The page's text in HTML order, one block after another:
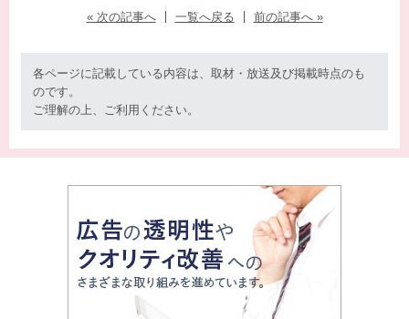
« 次の記事へ 一覧へ戻る 前の記事へ »
各ページに記載している内容は、取材・放送及び掲載時点のも
のです。
ご理解の上、ご利用ください。